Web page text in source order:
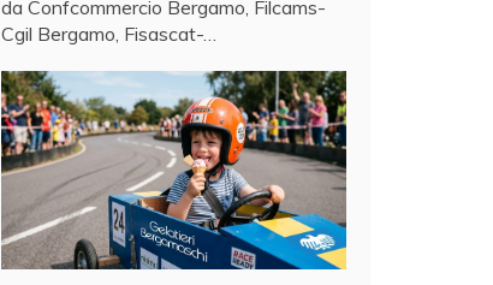
da Confcommercio Bergamo, Filcams-
Cgil Bergamo, Fisascat-…